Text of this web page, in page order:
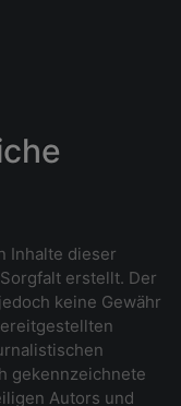
Inhalte dieser
erstellt. Der
keine Gewähr
gekennzeichnete
Autors und